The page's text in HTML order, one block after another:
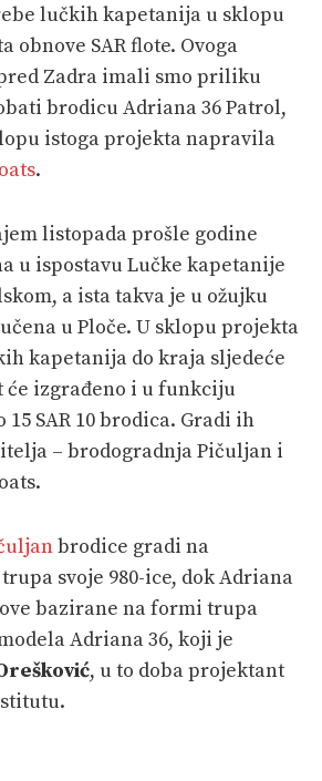
lučkih kapetanija u sklopu
obnove SAR flote. Ovoga
Zadra imali smo priliku
brodicu Adriana 36 Patrol,
istoga projekta napravila
.
listopada prošle godine
u ispostavu Lučke kapetanije
a ista takva je u ožujku
u Ploče. U sklopu projekta
kapetanija do kraja sljedeće
će izgrađeno i u funkciju
SAR 10 brodica. Gradi ih
– brodogradnja Pičuljan i
brodice gradi na
svoje 980-ice, dok Adriana
bazirane na formi trupa
Adriana 36, koji je
, u to doba projektant